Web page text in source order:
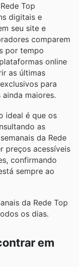
Top
digitais e
seu site e
comparem
por tempo
online
as últimas
para
maiores.
ideal é que os
as
da Rede
preços acessíveis
confirmando
sempre ao
da Rede Top
os dias.
em